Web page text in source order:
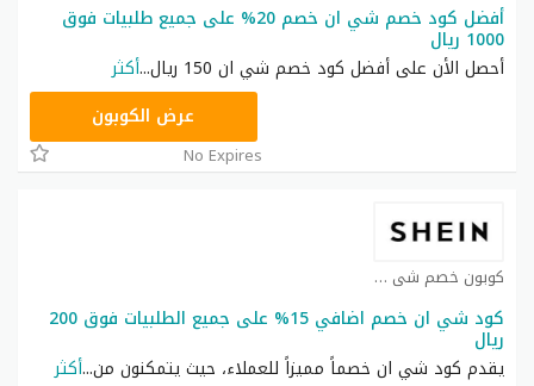
أفضل كود خصم شي ان خصم 20% على جميع طلبيات فوق
1000 ريال
أحصل الأن على أفضل كود خصم شي ان 150 ريال
...أكثر
عرض الكوبون
No Expires
كوبون خصم شي ان كوبون
كود شي ان خصم اضافي 15% على جميع الطلبيات فوق 200
ريال
يقدم كود شي ان خصماً مميزاً للعملاء، حيث يتمكنون من...أكثر